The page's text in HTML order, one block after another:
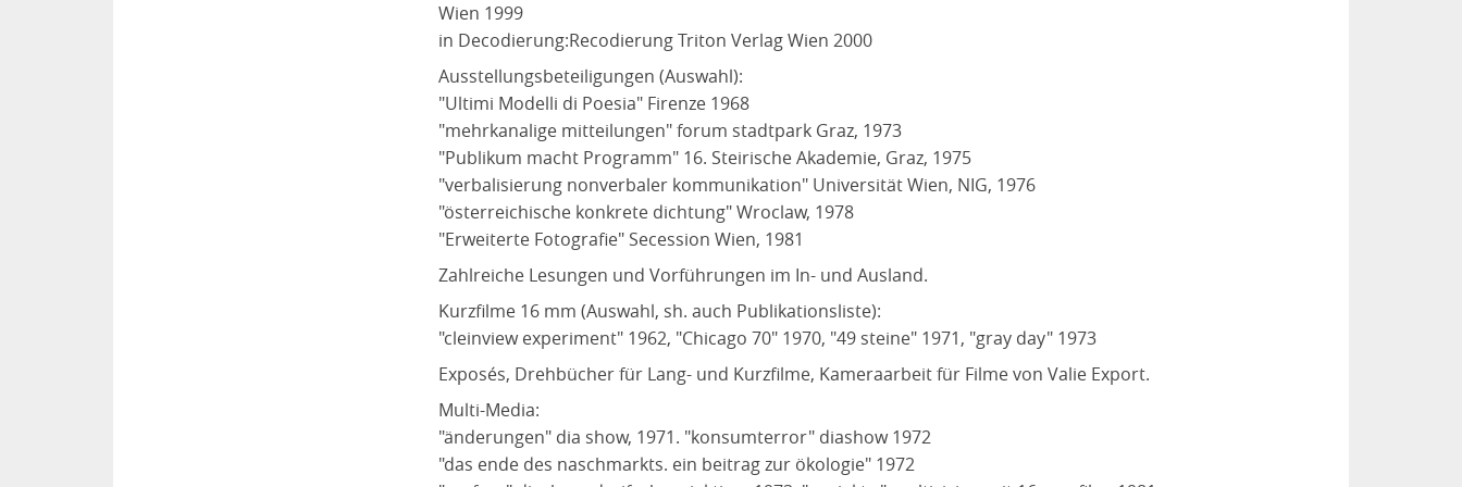
Wien 1999
in Decodierung:Recodierung Triton Verlag Wien 2000
Ausstellungsbeteiligungen (Auswahl):
"Ultimi Modelli di Poesia" Firenze 1968
"mehrkanalige mitteilungen" forum stadtpark Graz, 1973
"Publikum macht Programm" 16. Steirische Akademie, Graz, 1975
"verbalisierung nonverbaler kommunikation" Universität Wien, NIG, 1976
"österreichische konkrete dichtung" Wroclaw, 1978
"Erweiterte Fotografie" Secession Wien, 1981
Zahlreiche Lesungen und Vorführungen im In- und Ausland.
Kurzfilme 16 mm (Auswahl, sh. auch Publikationsliste):
"cleinview experiment" 1962, "Chicago 70" 1970, "49 steine" 1971, "gray day" 1973
Exposés, Drehbücher für Lang- und Kurzfilme, Kameraarbeit für Filme von Valie Export.
Multi-Media:
"änderungen" dia show, 1971. "konsumterror" diashow 1972
"das ende des naschmarkts. ein beitrag zur ökologie" 1972